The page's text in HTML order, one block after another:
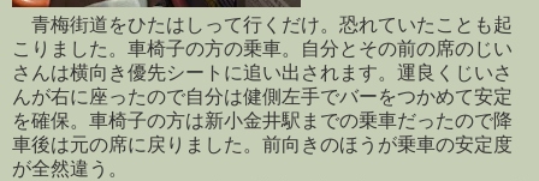
青梅街道をひたはしって行くだけ。恐れていたことも起
こりました。車椅子の方の乗車。自分とその前の席のじい
さんは横向き優先シートに追い出されます。運良くじいさ
んが右に座ったので自分は健側左手でバーをつかめて安定
を確保。車椅子の方は新小金井駅までの乗車だったので降
車後は元の席に戻りました。前向きのほうが乗車の安定度
が全然違う。